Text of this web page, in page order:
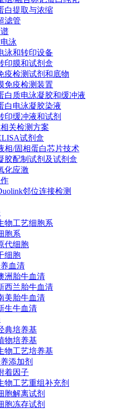
白提取与浓缩
滤管
泳
泳和转印设备
印膜和试剂盒
疫检测试剂和底物
免疫检测装置
白质电泳凝胶和缓冲液
白电泳凝胶染液
印缓冲液和试剂
关检测方案
试剂盒
相/固相蛋白芯片技术
胶配制试剂及试剂盒
化应激
邻位连接检测
物工艺细胞系
胞系
代细胞
细胞
血清
洲胎牛血清
西兰胎牛血清
美胎牛血清
生牛血清
典培养基
物培养基
物工艺培养基
添加剂
着因子
物工艺重组补充剂
胞解离试剂
胞冻存试剂